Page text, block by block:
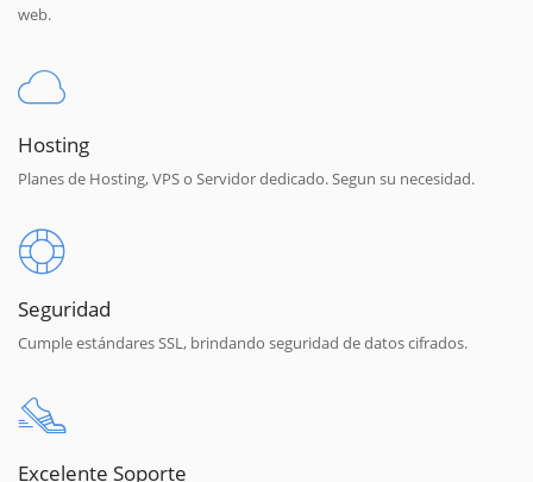
web.
Hosting
Planes de Hosting, VPS o Servidor dedicado. Segun su necesidad.
Seguridad
Cumple estándares SSL, brindando seguridad de datos cifrados.
Excelente Soporte